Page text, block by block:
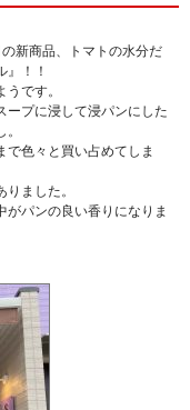
新商品、トマトの水分だ
』！！
です。
ープに浸して浸パンにした
で色々と買い占めてしま
ました。
がパンの良い香りになりま